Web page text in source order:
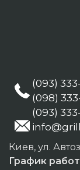
(093)
(098)
(093)
Киев, ул.
График